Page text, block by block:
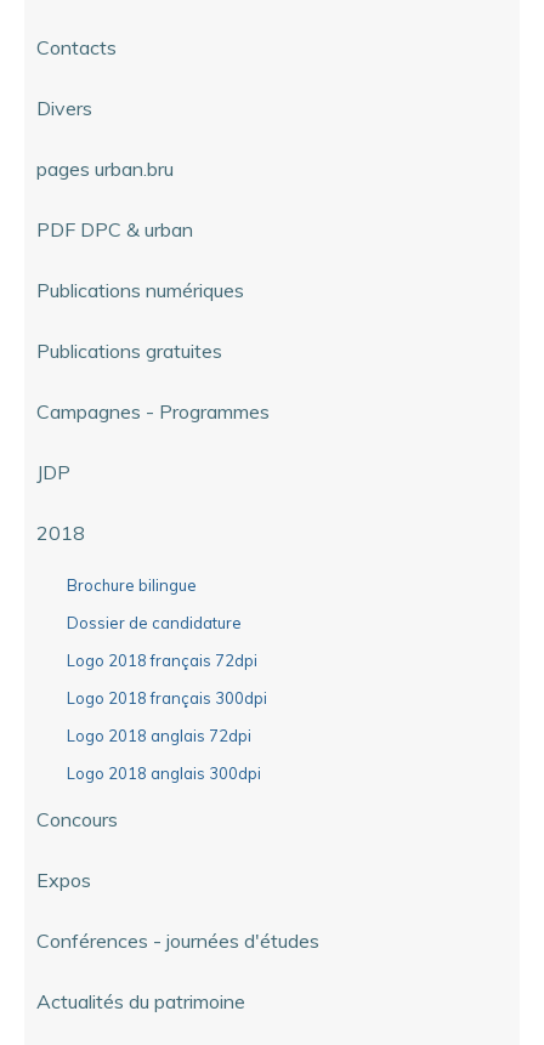
Contacts
Divers
pages urban.bru
PDF DPC & urban
Publications numériques
Publications gratuites
Campagnes - Programmes
JDP
2018
Brochure bilingue
Dossier de candidature
Logo 2018 français 72dpi
Logo 2018 français 300dpi
Logo 2018 anglais 72dpi
Logo 2018 anglais 300dpi
Concours
Expos
Conférences - journées d'études
Actualités du patrimoine